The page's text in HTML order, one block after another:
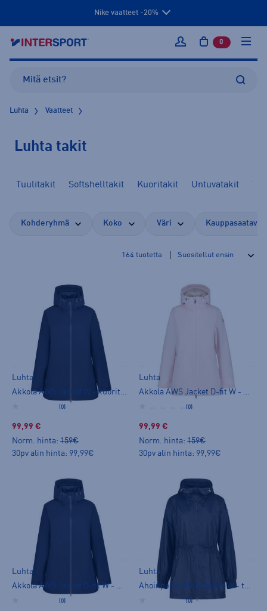
Nike vaatteet -20%
Kirjaudu sisään
0 tuotetta
Luhta Vaatteet
Luhta takit
Tuulitakit Softshelltakit Kuoritakit Untuvatakit
Kohderyhmä Koko Väri
164 tuotetta
Luhta
Akkola AWS Jacket W - kuoritakki
(0)
99,99 €
Norm. hinta: 159€
30pv alin hinta: 99,99€
Luhta
Akkola AWS Jacket D-fit W - kuoritakki
(0)
99,99 €
Norm. hinta: 159€
30pv alin hinta: 99,99€
Luhta
Akkola AWS Jacket D-fit W - kuoritakki
(0)
Luhta
Ahoinpelto Wind Jacket W - tuulitakki
(0)